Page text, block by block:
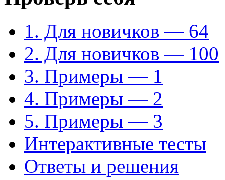
1. Для новичков — 64
2. Для новичков — 100
3. Примеры — 1
4. Примеры — 2
5. Примеры — 3
Интерактивные тесты
Ответы и решения